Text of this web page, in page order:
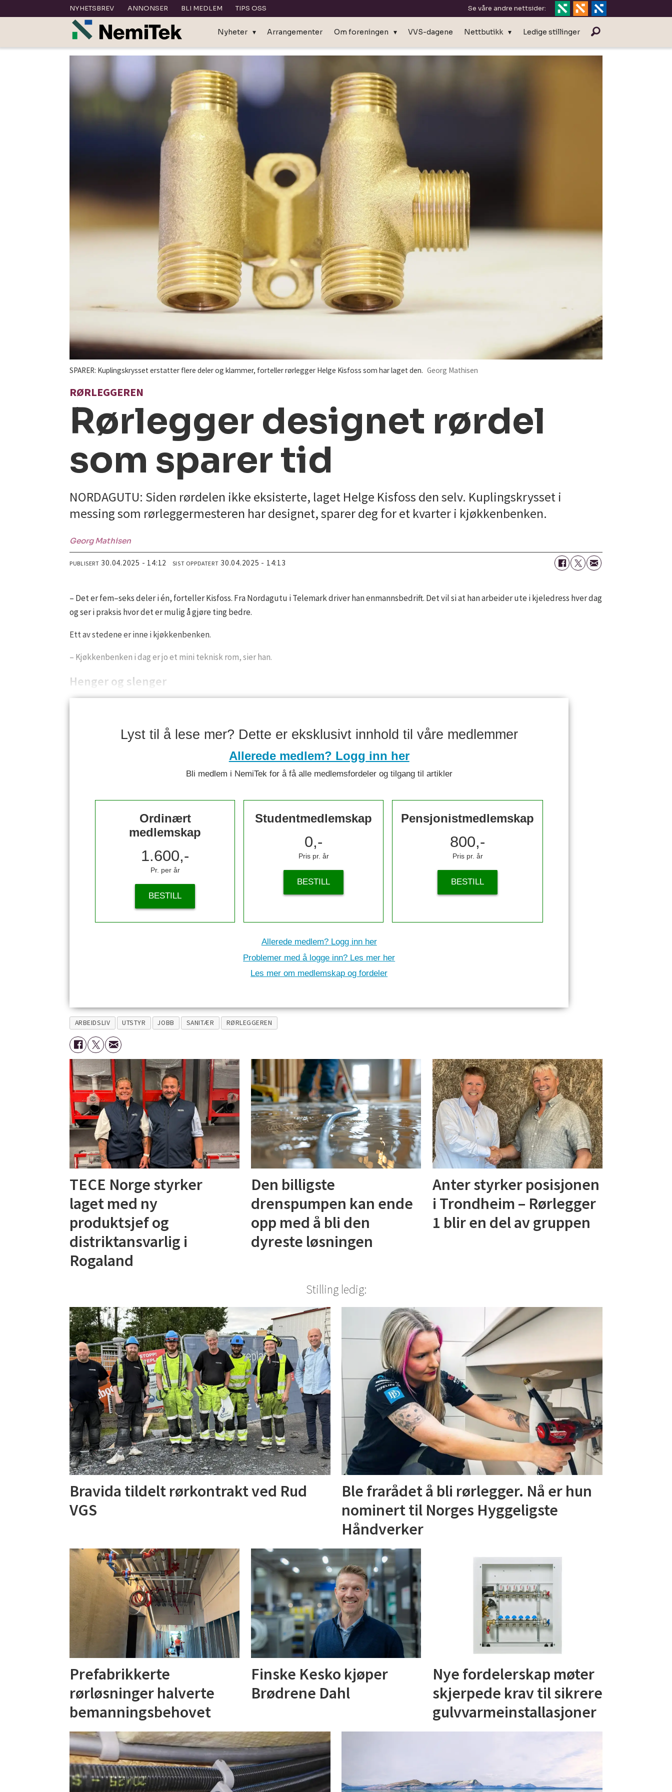
NYHETSBREV ANNONSER BLI MEDLEM TIPS OSS Se våre andre nettsider:
Nyheter Arrangementer Om foreningen VVS-dagene Nettbutikk Ledige stillinger
SPARER: Kuplingskrysset erstatter flere deler og klammer, forteller rørlegger Helge Kisfoss som har laget den. Georg Mathisen
RØRLEGGEREN
Rørlegger designet rørdel
som sparer tid
NORDAGUTU: Siden rørdelen ikke eksisterte, laget Helge Kisfoss den selv. Kuplingskrysset i
messing som rørleggermesteren har designet, sparer deg for et kvarter i kjøkkenbenken.
Georg Mathisen
PUBLISERT 30.04.2025 - 14:12 SIST OPPDATERT 30.04.2025 - 14:13
– Det er fem–seks deler i én, forteller Kisfoss. Fra Nordagutu i Telemark driver han enmannsbedrift. Det vil si at han arbeider ute i kjeledress hver dag
og ser i praksis hvor det er mulig å gjøre ting bedre.
Ett av stedene er inne i kjøkkenbenken.
– Kjøkkenbenken i dag er jo et mini teknisk rom, sier han.
Henger og slenger
Lyst til å lese mer? Dette er eksklusivt innhold til våre medlemmer
Allerede medlem? Logg inn her
Bli medlem i NemiTek for å få alle medlemsfordeler og tilgang til artikler
Ordinært
medlemskap
1.600,-
Pr. per år
BESTILL
Studentmedlemskap
0,-
Pris pr. år
BESTILL
Pensjonistmedlemskap
800,-
Pris pr. år
BESTILL
Allerede medlem? Logg inn her
Problemer med å logge inn? Les mer her
Les mer om medlemskap og fordeler
ARBEIDSLIV UTSTYR JOBB SANITÆR RØRLEGGEREN
TECE Norge styrker
laget med ny
produktsjef og
distriktansvarlig i
Rogaland
Den billigste
drenspumpen kan ende
opp med å bli den
dyreste løsningen
Anter styrker posisjonen
i Trondheim – Rørlegger
1 blir en del av gruppen
Stilling ledig:
Bravida tildelt rørkontrakt ved Rud
VGS
Ble frarådet å bli rørlegger. Nå er hun
nominert til Norges Hyggeligste
Håndverker
Prefabrikkerte
rørløsninger halverte
bemanningsbehovet
Finske Kesko kjøper
Brødrene Dahl
Nye fordelerskap møter
skjerpede krav til sikrere
gulvvarmeinstallasjoner